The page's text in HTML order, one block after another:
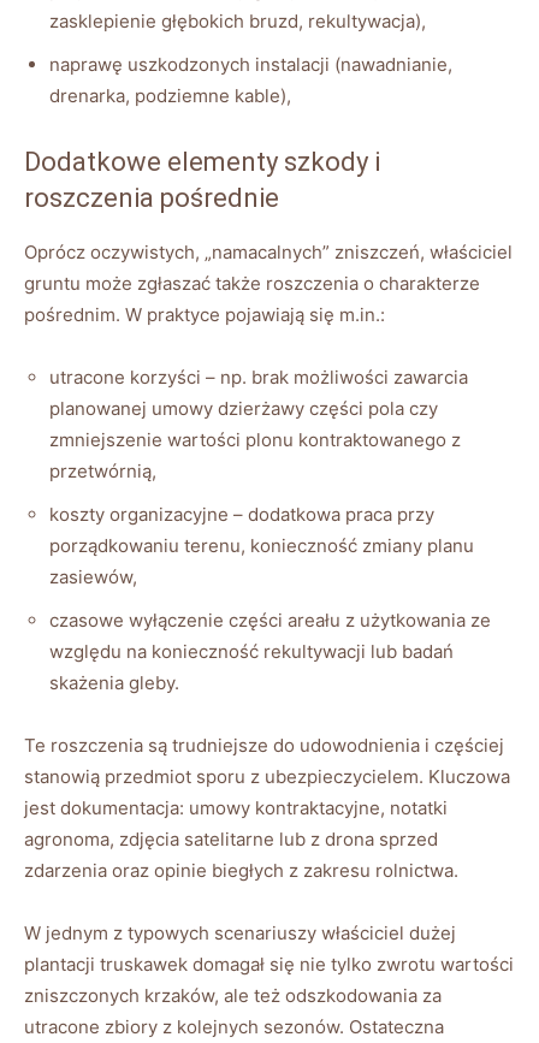
zasklepienie głębokich bruzd, rekultywacja),
naprawę uszkodzonych instalacji (nawadnianie,
drenarka, podziemne kable),
Dodatkowe elementy szkody i
roszczenia pośrednie
Oprócz oczywistych, „namacalnych” zniszczeń, właściciel
gruntu może zgłaszać także roszczenia o charakterze
pośrednim. W praktyce pojawiają się m.in.:
utracone korzyści – np. brak możliwości zawarcia
planowanej umowy dzierżawy części pola czy
zmniejszenie wartości plonu kontraktowanego z
przetwórnią,
koszty organizacyjne – dodatkowa praca przy
porządkowaniu terenu, konieczność zmiany planu
zasiewów,
czasowe wyłączenie części areału z użytkowania ze
względu na konieczność rekultywacji lub badań
skażenia gleby.
Te roszczenia są trudniejsze do udowodnienia i częściej
stanowią przedmiot sporu z ubezpieczycielem. Kluczowa
jest dokumentacja: umowy kontraktacyjne, notatki
agronoma, zdjęcia satelitarne lub z drona sprzed
zdarzenia oraz opinie biegłych z zakresu rolnictwa.
W jednym z typowych scenariuszy właściciel dużej
plantacji truskawek domagał się nie tylko zwrotu wartości
zniszczonych krzaków, ale też odszkodowania za
utracone zbiory z kolejnych sezonów. Ostateczna